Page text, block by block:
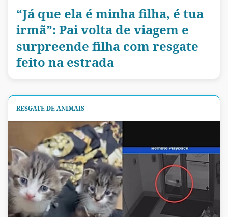
“Já que ela é minha filha, é tua
irmã”: Pai volta de viagem e
surpreende filha com resgate
feito na estrada
RESGATE DE ANIMAIS